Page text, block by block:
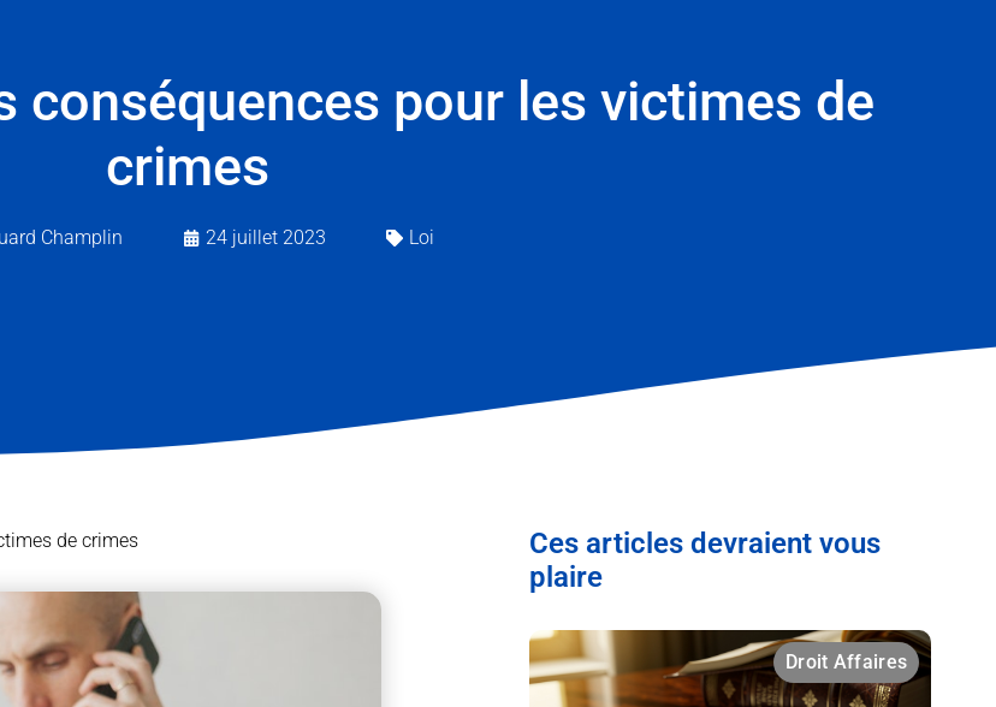
conséquences pour les victimes de
crimes
Champlin 24 juillet 2023 Loi
de crimes
Ces articles devraient vous
plaire
Droit Affaires